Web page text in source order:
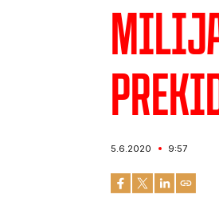
5.6.2020 9:57